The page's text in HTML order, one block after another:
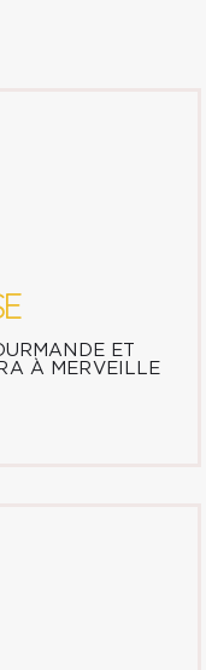
ET
À MERVEILLE